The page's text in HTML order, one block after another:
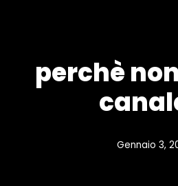
perchè
Gennaio 3,